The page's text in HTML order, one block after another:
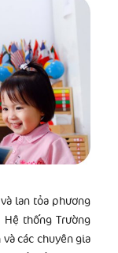
lan tỏa phương
thống Trường
và các chuyên gia